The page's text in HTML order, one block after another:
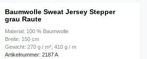
Baumwolle Sweat Jersey Stepper
grau Raute
Material: 100 % Baumwolle
Breite: 150 cm
Gewicht: 270 g / m²; 410 g / m
Artikelnummer: 2187 A